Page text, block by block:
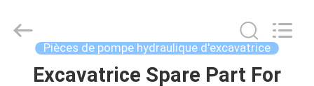
MAISON
Pièces de pompe hydraulique d'excavatrice
Excavatrice Spare Part For